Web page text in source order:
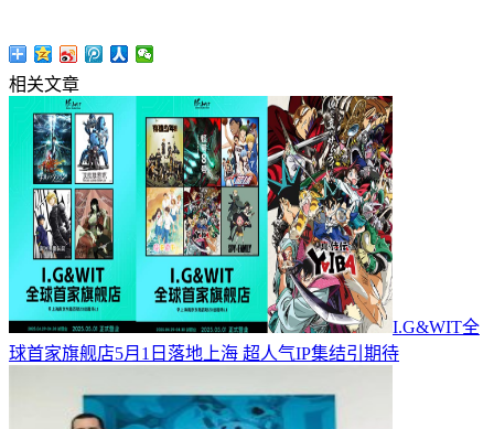
相关文章
I.G&WIT全
球首家旗舰店5月1日落地上海 超人气IP集结引期待